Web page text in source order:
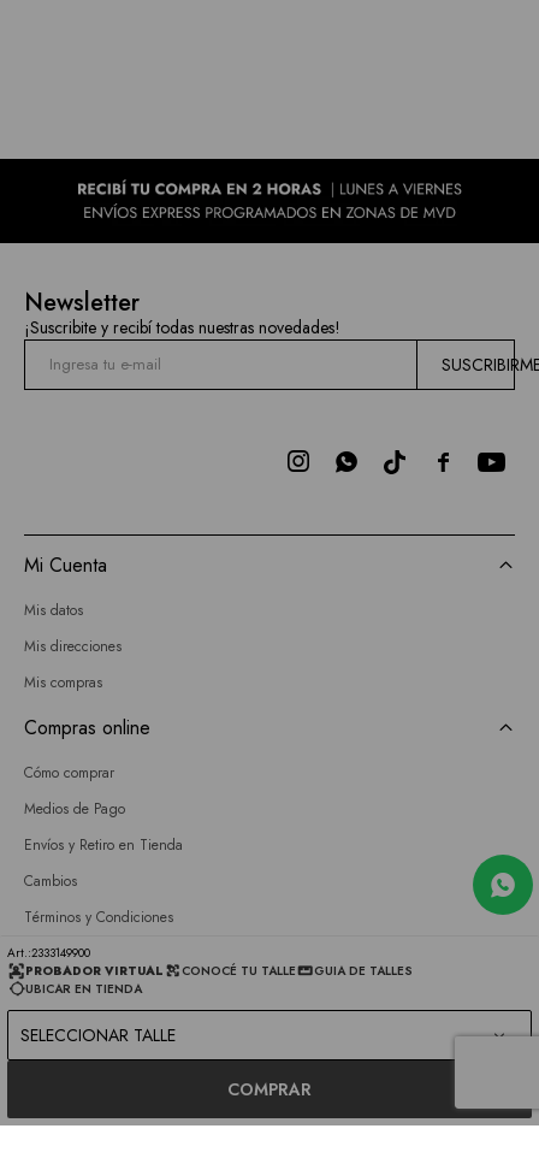
2333149900
PROBADOR VIRTUAL
CONOCÉ TU TALLE
GUIA DE TALLES
UBICAR EN TIENDA
SELECCIONAR TALLE
COMPRAR
Newsletter
¡Suscribite y recibí todas nuestras novedades!

 
Mi Cuenta
Mis datos
Mis direcciones
Mis compras
Compras online
Cómo comprar
Medios de Pago
Envíos y Retiro en Tienda
Cambios
Términos y Condiciones
GIFT CARD
Empresa
Sobre nosotros
Únete a nuestro equipo